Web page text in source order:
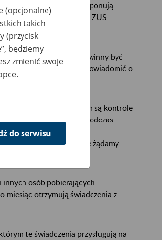
osób w domach i nie proponują
się pod pracowników ZUS
lub bankowych powinny być
wątpliwości, to najlepiej powiadomić o
miejscu pracy. Wyjątkiem są kontrole
u płatników składek. Podczas
lub z odpowiednim
żadnych opłat i nie żądamy
osób pobierających
miesiąc otrzymują świadczenia z
te świadczenia przysługują na
(opcjonalne)
takich
(przycisk
będziemy
zmienić swoje
do serwisu